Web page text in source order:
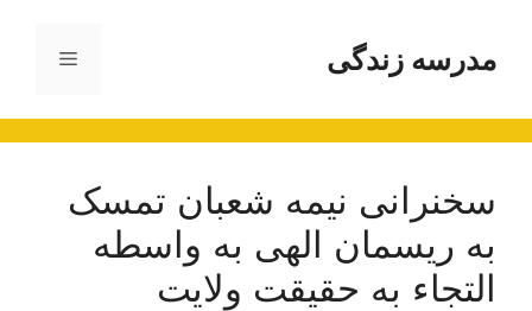
محتوامدرسه زندگی فهرست
سخنرانی نیمه شعبان تمسک
به ریسمان الهی به واسطه
التجاء به حقیقت ولایت